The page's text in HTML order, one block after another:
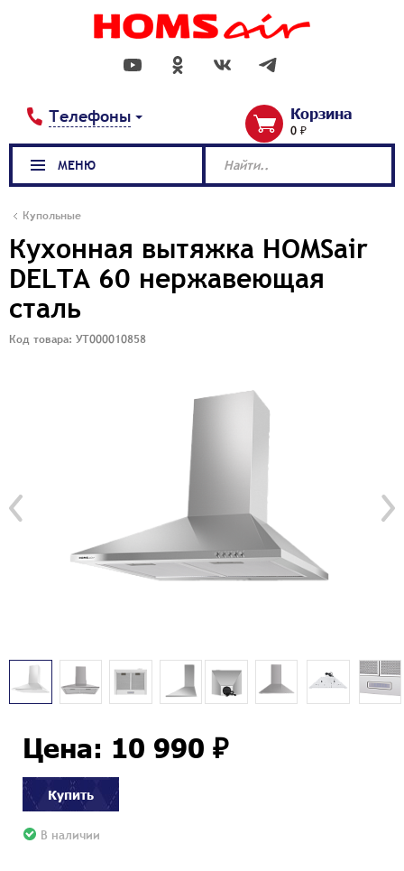
Телефоны Корзина
0 ₽
Купольные
Кухонная вытяжка HOMSair
DELTA 60 нержавеющая
сталь
Код товара: УТ000010858
Цена: 10 990 ₽
Купить
В наличии
МЕНЮ Найти..